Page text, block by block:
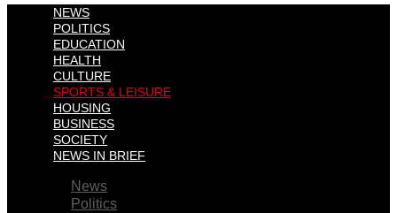
NEWS
POLITICS
EDUCATION
HEALTH
CULTURE
SPORTS & LEISURE
HOUSING
BUSINESS
SOCIETY
NEWS IN BRIEF
News
Politics